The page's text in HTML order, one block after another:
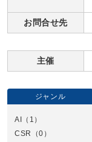
お問合せ先
主催
ジャンル
AI
（1）
CSR
（0）